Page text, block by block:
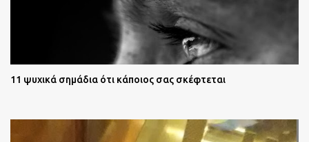
11 ψυχικά σημάδια ότι κάποιος σας σκέφτεται